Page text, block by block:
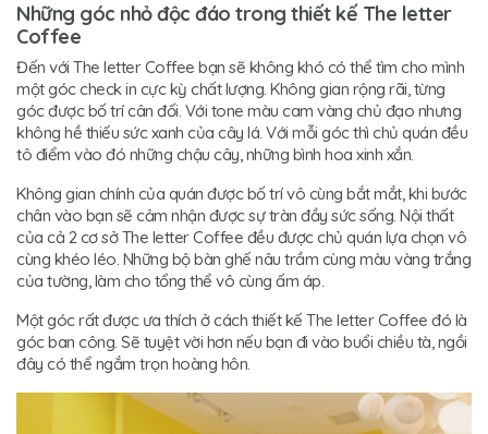
Những góc nhỏ độc đáo trong thiết kế The letter
Coffee
Đến với The letter Coffee bạn sẽ không khó có thể tìm cho mình
một góc check in cực kỳ chất lượng. Không gian rộng rãi, từng
góc được bố trí cân đối. Với tone màu cam vàng chủ đạo nhưng
không hề thiếu sức xanh của cây lá. Với mỗi góc thì chủ quán đều
tô điểm vào đó những chậu cây, những bình hoa xinh xắn.
Không gian chính của quán được bố trí vô cùng bắt mắt, khi bước
chân vào bạn sẽ cảm nhận được sự tràn đầy sức sống. Nội thất
của cả 2 cơ sở The letter Coffee đều được chủ quán lựa chọn vô
cùng khéo léo. Những bộ bàn ghế nâu trầm cùng màu vàng trắng
của tường, làm cho tổng thể vô cùng ấm áp.
Một góc rất được ưa thích ở cách thiết kế The letter Coffee đó là
góc ban công. Sẽ tuyệt vời hơn nếu bạn đi vào buổi chiều tà, ngồi
đây có thể ngắm trọn hoàng hôn.